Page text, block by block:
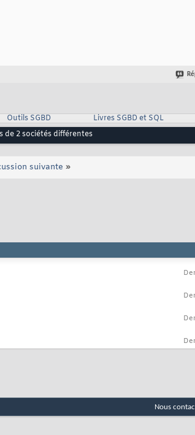
Outils SGBD
Livres SGBD et SQL
de 2 sociétés différentes
suivante »
Nous